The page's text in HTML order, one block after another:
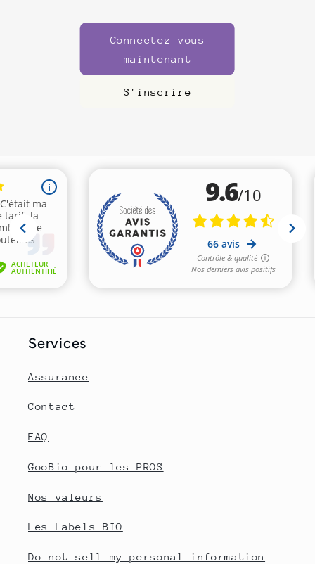
Connectez-vous
maintenant
S'inscrire
Services
Assurance
Contact
FAQ
GooBio pour les PROS
Nos valeurs
Les Labels BIO
Do not sell my personal information